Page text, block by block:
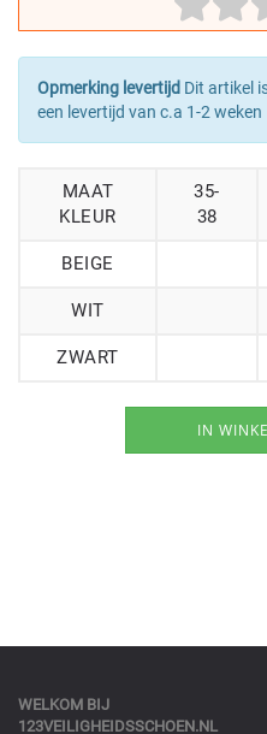
Opmerking levertijd Dit artikel
een levertijd van c.a 1-2 weken
MAAT
KLEUR
35-
38
BEIGE
WIT
ZWART
WELKOM BIJ
123VEILIGHEIDSSCHOEN.NL